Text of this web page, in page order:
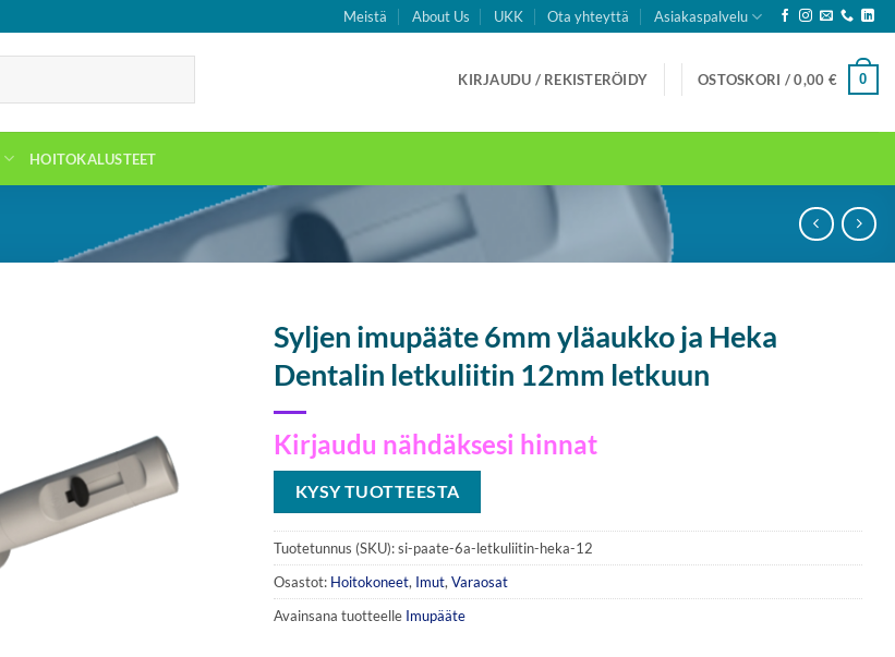
Meistä About Us UKK Ota yhteyttä Asiakaspalvelu
KIRJAUDU / REKISTERÖIDY OSTOSKORI /0,00 € 0
HOITOKALUSTEET
Syljen imupääte 6mm yläaukko ja Heka
Dentalin letkuliitin 12mm letkuun
Kirjaudu nähdäksesi hinnat
KYSY TUOTTEESTA
Tuotetunnus (SKU):si-paate-6a-letkuliitin-heka-12
Osastot: Hoitokoneet, Imut,Varaosat
Avainsana tuotteelle Imupääte